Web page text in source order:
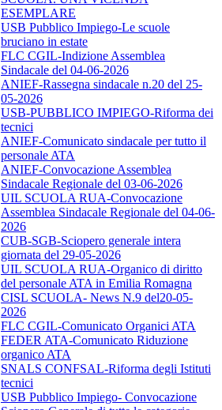
ESEMPLARE
USB Pubblico Impiego-Le scuole
bruciano in estate
FLC CGIL-Indizione Assemblea
Sindacale del 04-06-2026
ANIEF-Rassegna sindacale n.20 del 25-
05-2026
USB-PUBBLICO IMPIEGO-Riforma dei
tecnici
ANIEF-Comunicato sindacale per tutto il
personale ATA
ANIEF-Convocazione Assemblea
Sindacale Regionale del 03-06-2026
UIL SCUOLA RUA-Convocazione
Assemblea Sindacale Regionale del 04-06-
2026
CUB-SGB-Sciopero generale intera
giornata del 29-05-2026
UIL SCUOLA RUA-Organico di diritto
del personale ATA in Emilia Romagna
CISL SCUOLA- News N.9 del20-05-
2026
FLC CGIL-Comunicato Organici ATA
FEDER ATA-Comunicato Riduzione
organico ATA
SNALS CONFSAL-Riforma degli Istituti
tecnici
USB Pubblico Impiego- Convocazione